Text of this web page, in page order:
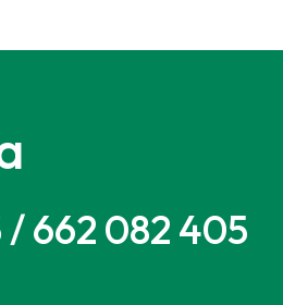
/ 662 082 405